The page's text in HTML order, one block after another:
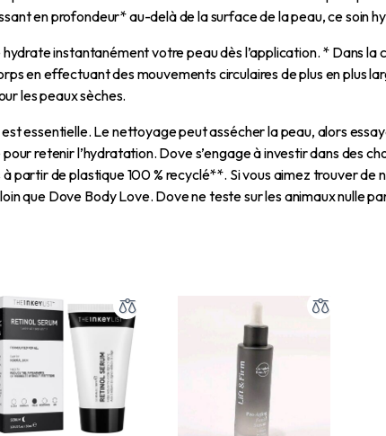
en profondeur* au-delà de la surface de la peau, ce soin
instantanément votre peau dès l’application. * Dans
en effectuant des mouvements circulaires de plus en plus
les peaux sèches.
essentielle. Le nettoyage peut assécher la peau, alors
retenir l’hydratation. Dove s’engage à investir dans des
partir de plastique 100 % recyclé**. Si vous aimez trouver
que Dove Body Love. Dove ne teste sur les animaux nulle